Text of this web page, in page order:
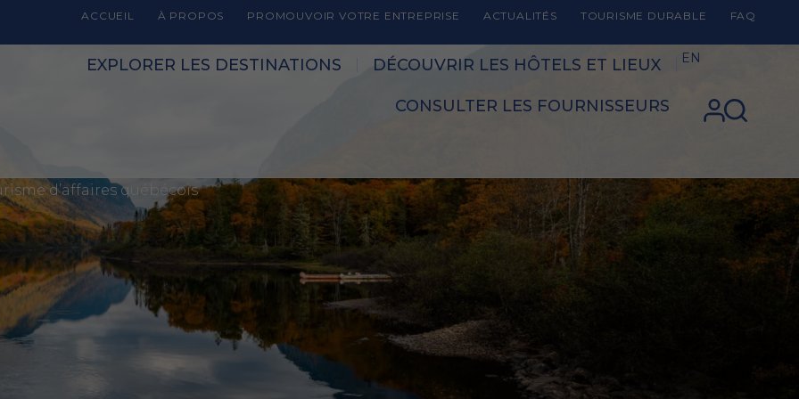
ACCUEIL À PROPOS PROMOUVOIR VOTRE ENTREPRISE ACTUALITÉS TOURISME DURABLE FAQ
EXPLORER LES DESTINATIONS DÉCOUVRIR LES HÔTELS ET LIEUX
CONSULTER LES FOURNISSEURS
EN
d’affaires québécois